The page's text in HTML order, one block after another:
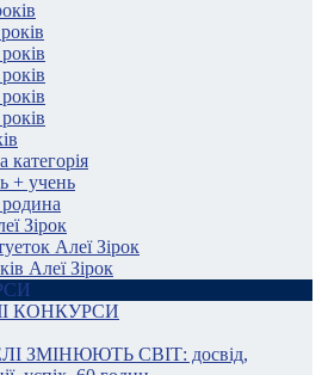
категорія
+ учень
Зірок
Алеї Зірок
Алеї Зірок
КОНКУРСИ
ЗМІНЮЮТЬ СВІТ: досвід,